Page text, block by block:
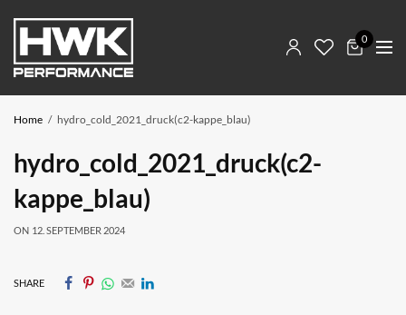
0
Home hydro_cold_2021_druck(c2-kappe_blau)
hydro_cold_2021_druck(c2-
kappe_blau)
ON 12. SEPTEMBER 2024
SHARE